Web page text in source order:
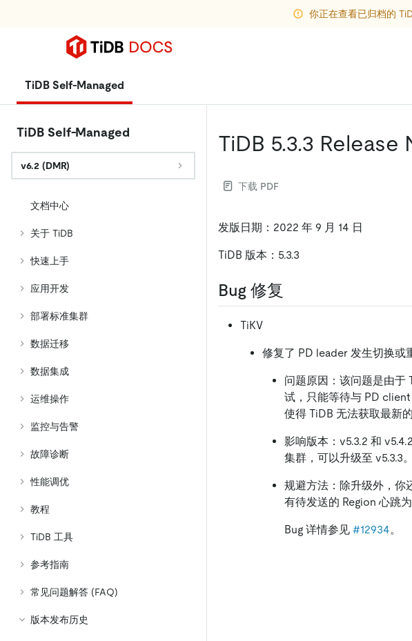
你正在查看已归档的
TiDB Self-Managed
TiDB Self-Managed
v6.2 (DMR)
文档中心
关于 TiDB
快速上手
应用开发
部署标准集群
数据迁移
数据集成
运维操作
监控与告警
故障诊断
性能调优
教程
TiDB 工具
参考指南
常见问题解答 (FAQ)
版本发布历史
TiDB 5.3.3 Release
下载 PDF
发版日期：2022 年 9 月 14 日
TiDB 版本：5.3.3
Bug 修复
TiKV
修复了 PD leader 发生切换或
问题原因：该问题是由于
试，只能等待与 PD client
使得 TiDB 无法获取最新
影响版本：v5.3.2 和
集群，可以升级至 v5.3.3。
规避方法：除升级外，你
有待发送的 Region 心跳为
Bug 详情参见 #12934。